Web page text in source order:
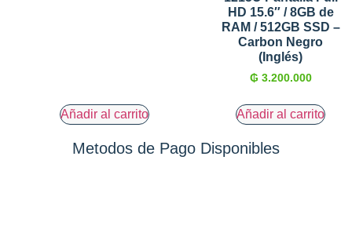
Añadir al carrito
HD 15.6″ / 8GB de
RAM / 512GB SSD –
Carbon Negro
(Inglés)
₲ 3.200.000
Añadir al carrito
Metodos de Pago Disponibles